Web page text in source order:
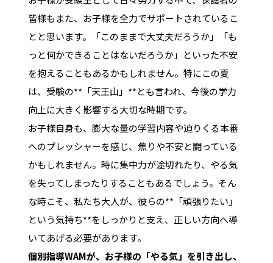
皆様もまた、お子様を全力でサポートされているこ
とと思います。「このままで大丈夫だろうか」「も
っと何かできることはないだろうか」といった不安
を抱えることもあるかもしれません。特にこの夏
は、受験の**「天王山」**とも言われ、今後の学力
向上に大きく影響する大切な時期です。
お子様自身も、膨大な量の学習内容や迫りくる本番
へのプレッシャーを感じ、焦りや不安と闘っている
かもしれません。時に集中力が途切れたり、やる気
を失ってしまったりすることもあるでしょう。そん
な時こそ、私たち大人が、彼らの**「頑張りたい」
という気持ち**をしっかりと支え、正しい方向へ導
いてあげる必要があります。
個別指導WAMが、お子様の「やる気」を引き出し、